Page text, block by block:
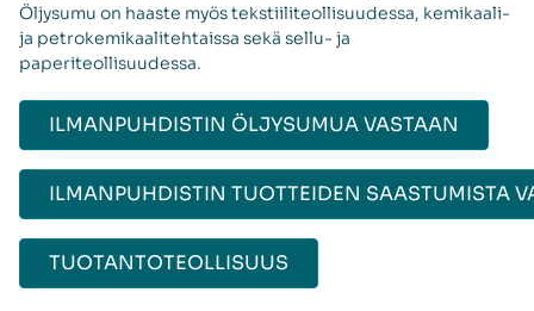
Öljysumu on haaste myös tekstiiliteollisuudessa, kemikaali-
ja petrokemikaalitehtaissa sekä sellu- ja
paperiteollisuudessa.
ILMANPUHDISTIN ÖLJYSUMUA VASTAAN
ILMANPUHDISTIN TUOTTEIDEN SAASTUMISTA
TUOTANTOTEOLLISUUS